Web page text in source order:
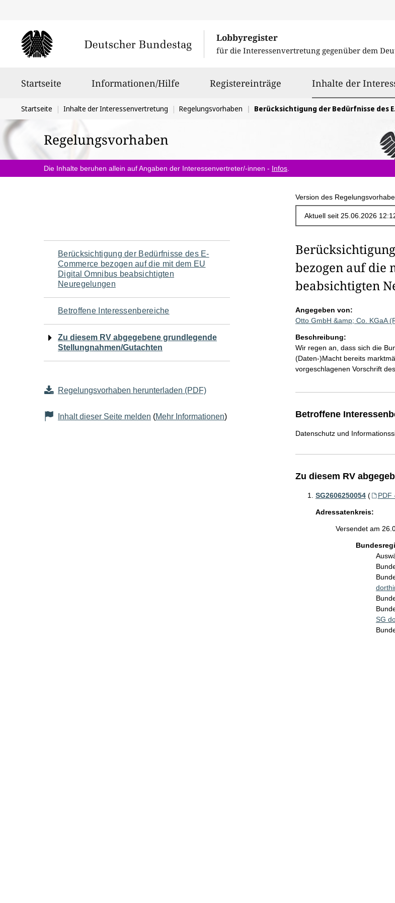
Lobbyregister
für die Interessenvertretung gegenüber dem
Startseite Informationen/Hilfe Registereinträge Inhalte der
Sie
befinden
sich
hier:
Startseite Inhalte der Interessenvertretung Regelungsvorhaben Berücksichtigung der Bedürfnisse des E-Commerce bezogen auf die mit dem EU Digital Omnibus beabsichtigten Neuregelungen
Regelungsvorhaben
Die Inhalte beruhen allein auf Angaben der Interessenvertreter/-innen - Infos
Version des
Navigation
für
den
Seiteninhalt
Berücksichtigung der Bedürfnisse des E-
Commerce bezogen auf die mit dem EU
Digital Omnibus beabsichtigten
Neuregelungen
Betroffene Interessenbereiche
Zu diesem RV abgegebene grundlegende
Stellungnahmen/Gutachten
Regelungsvorhaben herunterladen (PDF)
Inhalt dieser Seite melden (Mehr Informationen)
bezogen auf die
beabsichtigten
Angegeben von:
Otto GmbH &amp; Co. KGaA
Beschreibung:
Wir regen an, dass sich die
(Daten-)Macht bereits
vorgeschlagenen Vorschrift
Betroffene
Datenschutz und
Zu diesem RV
SG2606250054 ( PDF
Adressatenkreis:
Versendet am
SG